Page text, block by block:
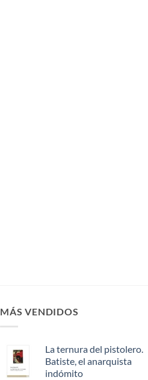
MÁS VENDIDOS
La ternura del pistolero.
Batiste, el anarquista
indómito